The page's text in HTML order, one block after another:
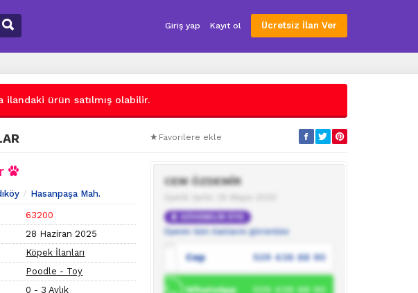
Giriş yap Kayıt ol Ücretsiz İlan Ver
ürün satılmış olabilir.
Favorilere ekle
Hasanpaşa Mah.
63200
28 Haziran 2025
Köpek İlanları
Poodle - Toy
0 - 3 Aylık
CEM ÖZDEMİR
GÜVENİLİR ÜYE
Üyenin tüm ilanlarını görüntüle
Cep 539 436 88 90
WhatsApp 539 436 88 90